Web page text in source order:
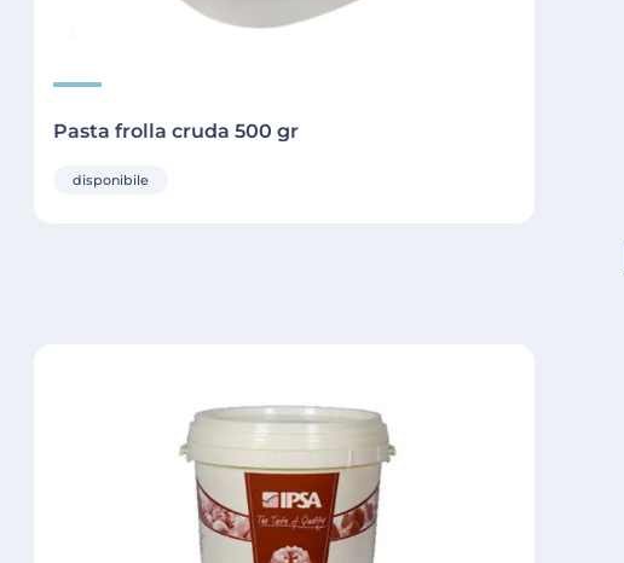
Pasta frolla cruda 500 gr
disponibile